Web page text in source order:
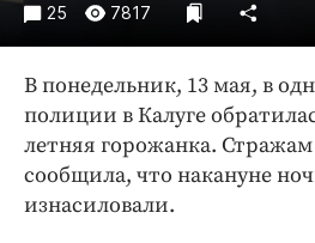
Интересное чтиво
Бренд года
Работодатель года
25 7817
В понедельник, 13 мая, в
полиции в Калуге
летняя горожанка.
сообщила, что накануне
изнасиловали.